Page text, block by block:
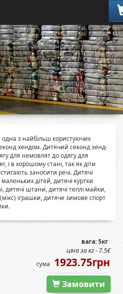
одна з найбільш користуючих
хендом. Дитячий секонд хенд-
для немовлят до одягу для
і в хорошому стані, так як діти
заносити речі. Дитячі
дітей, дитячі куртки
дитячі штани, дитячі теплі майки,
іграшки, дитяче зимове спорт
вага: 5кг
ціна за кг - 7.5€
сума 1923.75грн
Замовити